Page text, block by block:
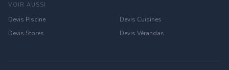
VOIR AUSSI
Devis Piscine
Devis Cuisines
Devis Stores
Devis Vérandas